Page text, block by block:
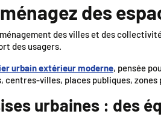
des
des villes et des
des usagers.
urbain extérieur moderne, pensée
villes, places publiques,
urbaines : des